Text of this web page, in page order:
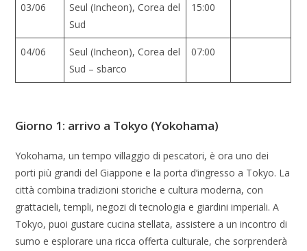
03/06
Seul (Incheon), Corea del
Sud
15:00
04/06
Seul (Incheon), Corea del
Sud – sbarco
07:00
Giorno 1: arrivo a Tokyo (Yokohama)
Yokohama, un tempo villaggio di pescatori, è ora uno dei
porti più grandi del Giappone e la porta d’ingresso a Tokyo. La
città combina tradizioni storiche e cultura moderna, con
grattacieli, templi, negozi di tecnologia e giardini imperiali. A
Tokyo, puoi gustare cucina stellata, assistere a un incontro di
sumo e esplorare una ricca offerta culturale, che sorprenderà